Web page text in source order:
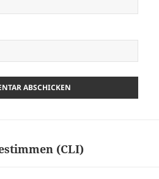
(CLI)